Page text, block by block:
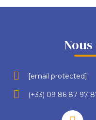
[email protected]
(+33) 09 86 87 97